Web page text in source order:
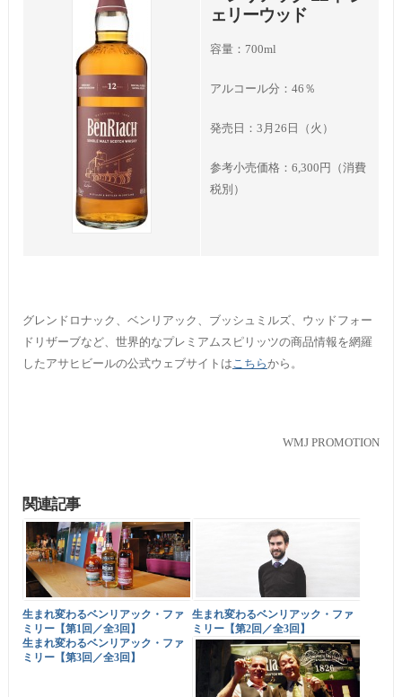
ェリーウッド
容量：700ml
アルコール分：46％
発売日：3月26日（火）
参考小売価格：6,300円（消費
税別）
グレンドロナック、ベンリアック、ブッシュミルズ、ウッドフォー
ドリザーブなど、世界的なプレミアムスピリッツの商品情報を網羅
したアサヒビールの公式ウェブサイトは こちらから。
WMJ PROMOTION
関連記事
生まれ変わるベンリアック・ファ
ミリー【第1回／全3回】
生まれ変わるベンリアック・ファ
ミリー【第2回／全3回】
生まれ変わるベンリアック・ファ
ミリー【第3回／全3回】